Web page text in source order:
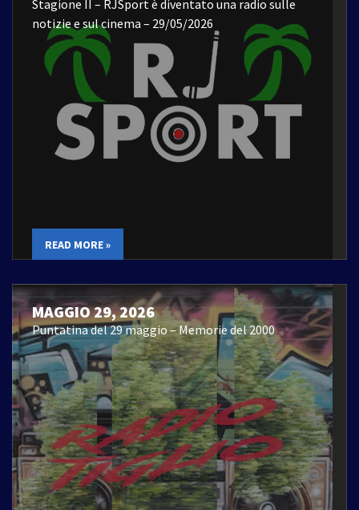
Stagione II – RJSport è diventato una radio sulle
notizie e sul cinema – 29/05/2026
READ MORE »
MAGGIO 29, 2026
Puntatina del 29 maggio – Memorie del 2000